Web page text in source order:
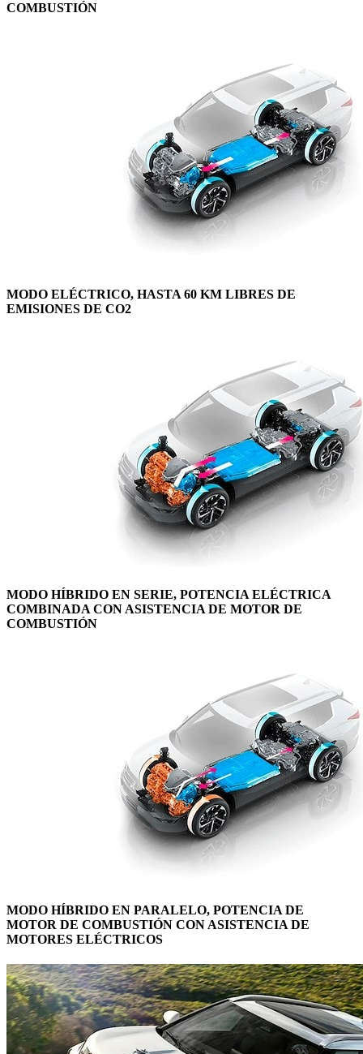
COMBUSTIÓN
MODO ELÉCTRICO, HASTA 60 KM LIBRES DE
EMISIONES DE CO2
MODO HÍBRIDO EN SERIE, POTENCIA ELÉCTRICA
COMBINADA CON ASISTENCIA DE MOTOR DE
COMBUSTIÓN
MODO HÍBRIDO EN PARALELO, POTENCIA DE
MOTOR DE COMBUSTIÓN CON ASISTENCIA DE
MOTORES ELÉCTRICOS